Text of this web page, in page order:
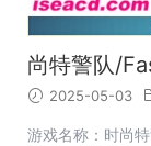
尚特警队/
2025-05-03
游戏名称：时尚特警队 英文名称：Fashion